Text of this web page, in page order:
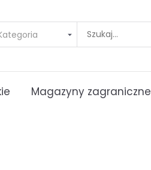
Magazyny zagraniczne